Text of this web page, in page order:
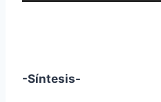
-Síntesis-